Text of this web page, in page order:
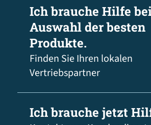
Ich brauche Hilfe
Auswahl der besten
Produkte.
Finden Sie Ihren lokalen
Vertriebspartner
Ich brauche jetzt